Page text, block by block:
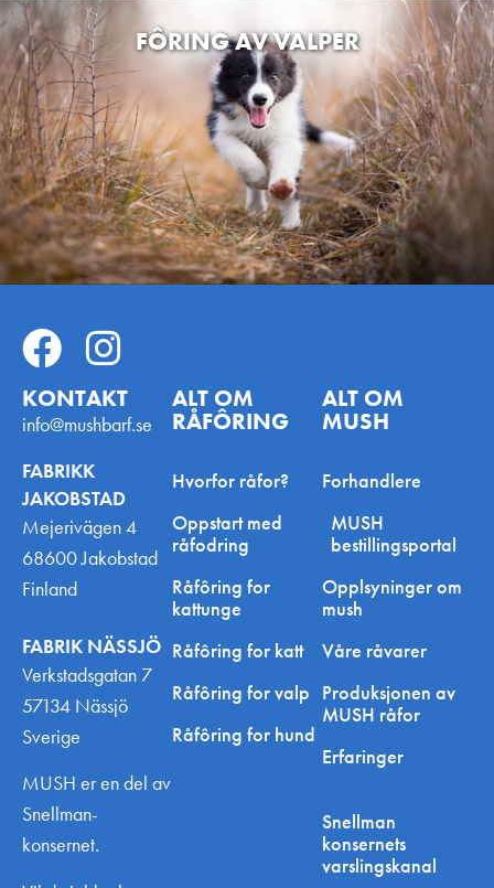
FÔRING AV VALPER
KONTAKT
info@mushbarf.se
FABRIKK
JAKOBSTAD
Mejerivägen 4
68600 Jakobstad
Finland
FABRIK NÄSSJÖ
Verkstadsgatan 7
57134 Nässjö
Sverige
MUSH er en del av
Snellman-
konsernet.
ALT OM
RÅFÔRING
Hvorfor råfor?
Oppstart med
råfodring
Råfôring for
kattunge
Råfôring for katt
Råfôring for valp
Råfôring for hund
ALT OM
MUSH
Forhandlere
MUSH
bestillingsportal
Opplsyninger om
mush
Våre råvarer
Produksjonen av
MUSH råfor
Erfaringer
Snellman
konsernets
varslingskanal